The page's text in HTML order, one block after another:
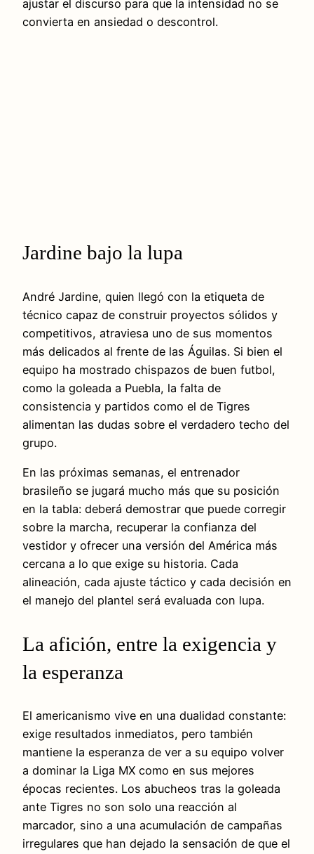
ajustar el discurso para que la intensidad no se
convierta en ansiedad o descontrol.
Jardine bajo la lupa
André Jardine, quien llegó con la etiqueta de
técnico capaz de construir proyectos sólidos y
competitivos, atraviesa uno de sus momentos
más delicados al frente de las Águilas. Si bien el
equipo ha mostrado chispazos de buen futbol,
como la goleada a Puebla, la falta de
consistencia y partidos como el de Tigres
alimentan las dudas sobre el verdadero techo del
grupo.
En las próximas semanas, el entrenador
brasileño se jugará mucho más que su posición
en la tabla: deberá demostrar que puede corregir
sobre la marcha, recuperar la confianza del
vestidor y ofrecer una versión del América más
cercana a lo que exige su historia. Cada
alineación, cada ajuste táctico y cada decisión en
el manejo del plantel será evaluada con lupa.
La afición, entre la exigencia y
la esperanza
El americanismo vive en una dualidad constante:
exige resultados inmediatos, pero también
mantiene la esperanza de ver a su equipo volver
a dominar la Liga MX como en sus mejores
épocas recientes. Los abucheos tras la goleada
ante Tigres no son solo una reacción al
marcador, sino a una acumulación de campañas
irregulares que han dejado la sensación de que el